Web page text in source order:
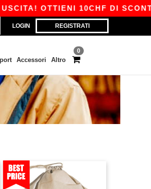
OTTIENI 10CHF DI
LOGIN REGISTRATI
0
Accessori Altro